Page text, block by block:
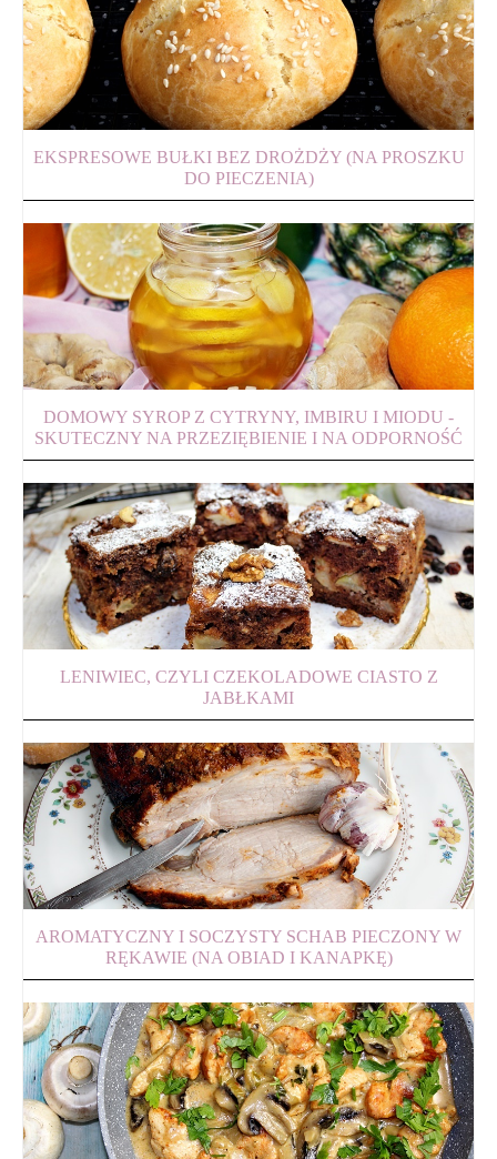
EKSPRESOWE BUŁKI BEZ DROŻDŻY (NA PROSZKU
DO PIECZENIA)
DOMOWY SYROP Z CYTRYNY, IMBIRU I MIODU -
SKUTECZNY NA PRZEZIĘBIENIE I NA ODPORNOŚĆ
LENIWIEC, CZYLI CZEKOLADOWE CIASTO Z
JABŁKAMI
AROMATYCZNY I SOCZYSTY SCHAB PIECZONY W
RĘKAWIE (NA OBIAD I KANAPKĘ)